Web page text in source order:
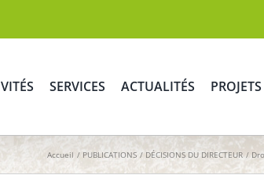
SERVICES ACTUALITÉS PROJETS
Accueil PUBLICATIONS DÉCISIONS DU DIRECTEUR